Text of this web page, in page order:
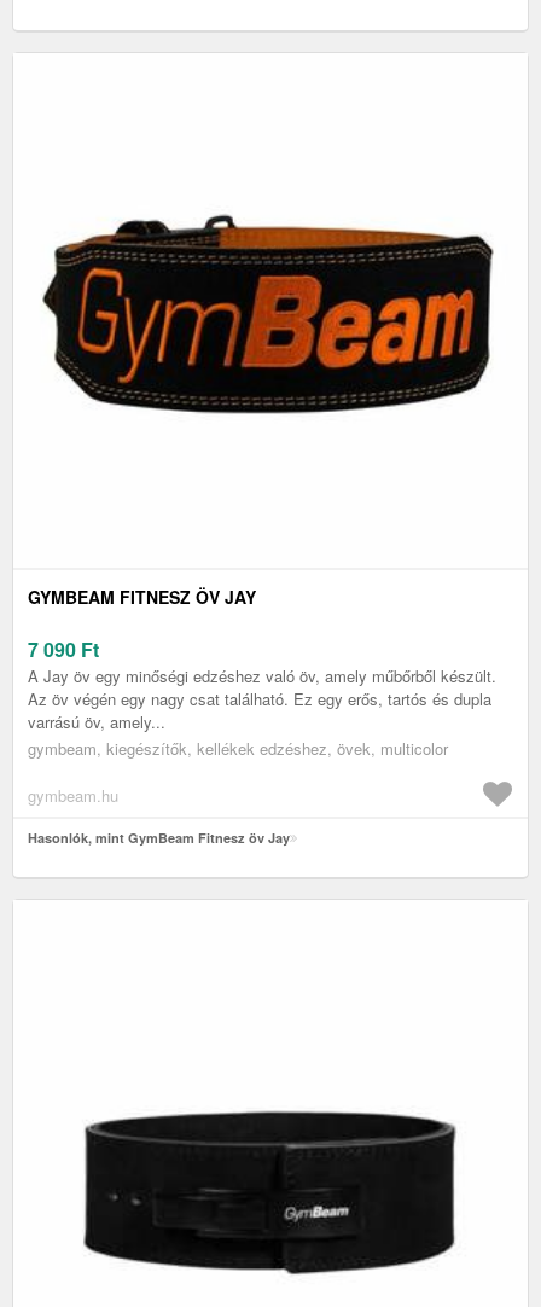
GYMBEAM FITNESZ ÖV JAY
7 090 Ft
A Jay öv egy minőségi edzéshez való öv, amely műbőrből készült.
Az öv végén egy nagy csat található. Ez egy erős, tartós és dupla
varrású öv, amely...
gymbeam, kiegészítők, kellékek edzéshez, övek, multicolor
gymbeam.hu
Hasonlók, mint GymBeam Fitnesz öv Jay